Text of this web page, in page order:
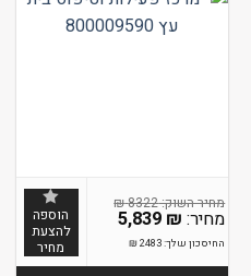
8322
₪
5,839 ₪
החיסכון שלך:2483
₪
הוספה
להצעת
מחיר